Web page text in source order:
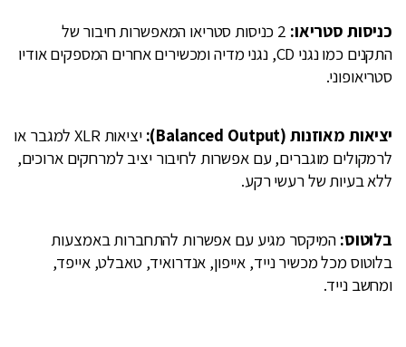
כניסות סטריאו:
2 כניסות סטריאו המאפשרות חיבור של
התקנים כמו נגני CD, נגני מדיה ומכשירים אחרים המספקים אודיו
סטריאופוני.
יציאות מאוזנות (Balanced Output):
יציאות XLR למגבר או
לרמקולים מוגברים, עם אפשרות לחיבור יציב למרחקים ארוכים,
ללא בעיות של רעשי רקע.
בלוטוס: המיקסר מגיע עם אפשרות להתחברות באמצעות
בלוטוס מכל מכשיר נייד, אייפון, אנדרואיד, טאבלט, אייפד,
ומחשב נייד.